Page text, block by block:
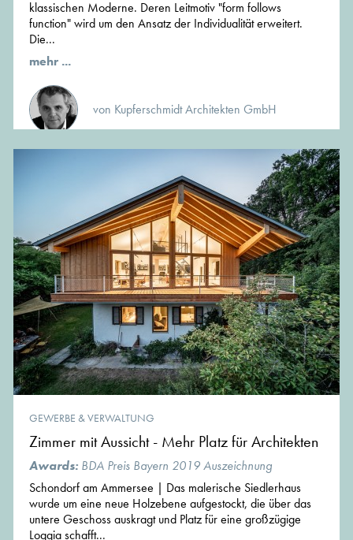
klassischen Moderne. Deren Leitmotiv "form follows
function" wird um den Ansatz der Individualität erweitert.
Die...
mehr ...
von Kupferschmidt Architekten GmbH
GEWERBE & VERWALTUNG
Zimmer mit Aussicht - Mehr Platz für Architekten
Awards: BDA Preis Bayern 2019 Auszeichnung
Schondorf am Ammersee | Das malerische Siedlerhaus
wurde um eine neue Holzebene aufgestockt, die über das
untere Geschoss auskragt und Platz für eine großzügige
Loggia schafft...